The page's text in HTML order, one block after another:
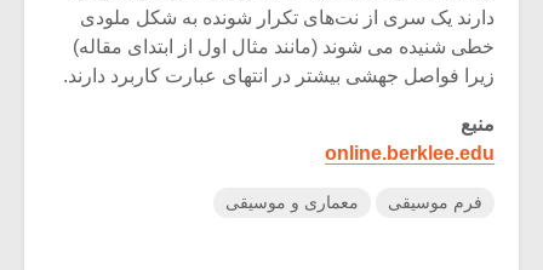
دارند یک سری از نت‌های تکرار شونده به شکل ملودی
خطی شنیده می شوند (مانند مثال اول از ابتدای مقاله)
زیرا فواصل جهشی بیشتر در انتهای عبارت کاربرد دارند.
منبع
online.berklee.edu
فرم موسیقی معماری و موسیقی